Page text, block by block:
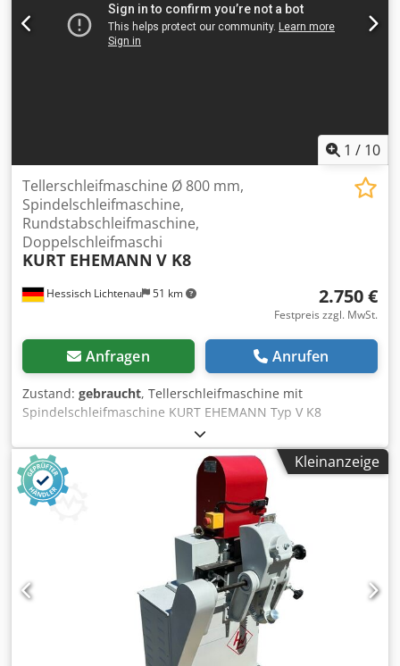
1 / 10
Hessisch Lichtenau 51 km
Tellerschleifmaschine Ø 800 mm,
Spindelschleifmaschine,
Rundstabschleifmaschine,
Doppelschleifmaschi
KURT EHEMANN V K8
2.750 €
Festpreis zzgl. MwSt.
Anfragen Anrufen
Zustand: gebraucht, Tellerschleifmaschine mit
Spindelschleifmaschine KURT EHEMANN Typ V K8
Kombinierte Trommelschleifmaschine -
Doppelschleifmaschine, Rundstabschleifmaschine Masch.
Nr. 6812420 Baujahr 1968 Schleiftellerdurchmesser 800
mm Tischauflage am Schleifteller 900 x 300 mm Drehzahl
Schleifteller 940 U/min. Tischhöhe Schleifteller 900 mm
Spindelschleifeinrichtung mit Schleifhülse Ø 50 mm
Tischauflage Spindelschleifeinrichtung Ø 500 mm
Tischhöhe Spindelschleifeinrichtung 1000 mm Drehzahl
Spindelschleifeinrichtung 1410 / 2420 U/min.
polumschaltbar Motorleistung Schleifteller 3 kW
Motorleistung Spindelschleifeinrichtung 1,1 / 1,6 kW
Netzanschluß 380 Volt, 50 Hz - neigbarer Schleiftellertisch,
30° nach unten/ 15° nach oben - der gesammte Tisch lässt
Kleinanzeige